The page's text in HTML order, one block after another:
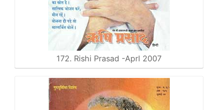
172. Rishi Prasad -Aprl 2007